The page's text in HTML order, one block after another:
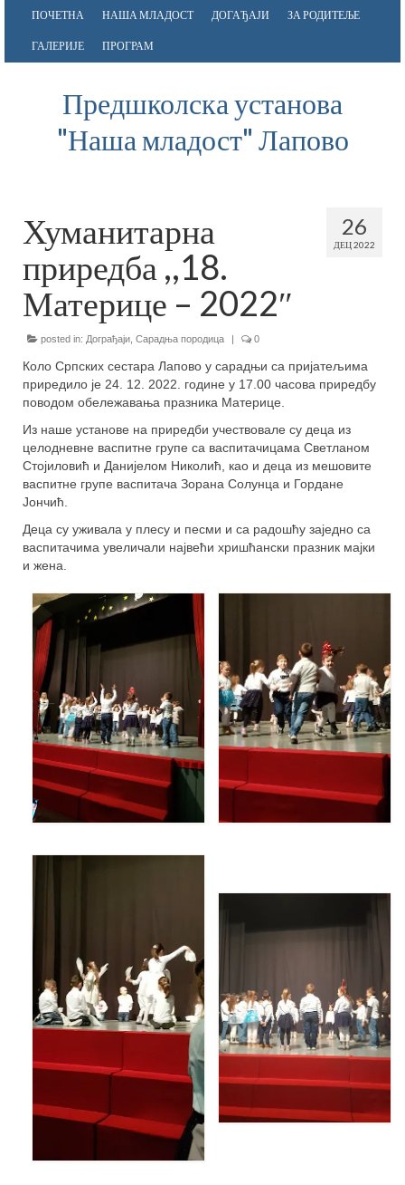
ПОЧЕТНА НАША МЛАДОСТ ДОГАЂАЈИ ЗА РОДИТЕЉЕ
ГАЛЕРИЈЕ ПРОГРАМ
Предшколска установа
"Наша младост" Лапово
26
ДЕЦ 2022
Хуманитарна
приредба ,,18.
Материце – 2022″
posted in: Дограђаји Сарадња породица | 0
Коло Српских сестара Лапово у сарадњи са пријатељима
приредило је 24. 12. 2022. године у 17.00 часова приредбу
поводом обележавања празника Материце.
Из наше установе на приредби учествовале су деца из
целодневне васпитне групе са васпитачицама Светланом
Стојиловић и Данијелом Николић, као и деца из мешовите
васпитне групе васпитача Зорана Солунца и Гордане
Јончић.
Деца су уживала у плесу и песми и са радошћу заједно са
васпитачима увеличали највећи хришћански празник мајки
и жена.